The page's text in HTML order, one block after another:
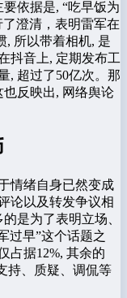
依据是, “吃早饭为
澄清，表明雷军在
, 所以带着相机, 是
抖音上, 定期发布工
, 超过了50亿次。那
反映出, 网络舆论
情绪自身已然变成
论以及转发争议相
是为了表明立场、
过早”这个话题之
占据12%, 其余的
持、质疑、调侃等